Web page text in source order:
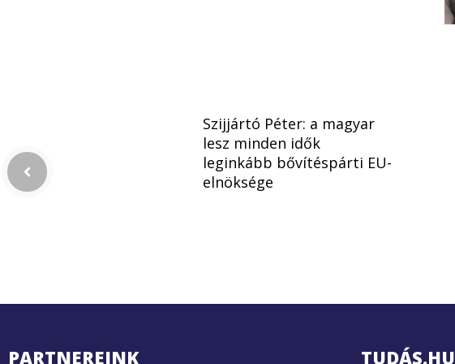
Szijjártó Péter: a magyar
lesz minden idők
leginkább bővítéspárti EU-
elnöksége
PARTNEREINK TUDÁS.HU